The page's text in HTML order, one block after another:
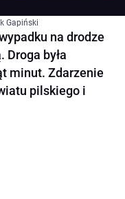
Gapiński
na drodze
Droga była
minut. Zdarzenie
pilskiego i